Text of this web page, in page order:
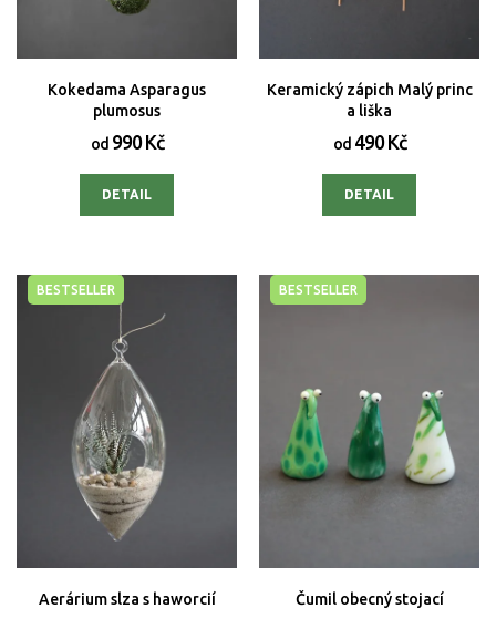
Kokedama Asparagus
plumosus
od990 Kč
DETAIL
Keramický zápich Malý princ
a liška
od490 Kč
DETAIL
BESTSELLER
Aerárium slza s haworcií
BESTSELLER
Čumil obecný stojací